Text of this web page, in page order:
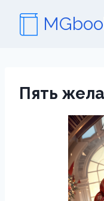
содержимому
Пять